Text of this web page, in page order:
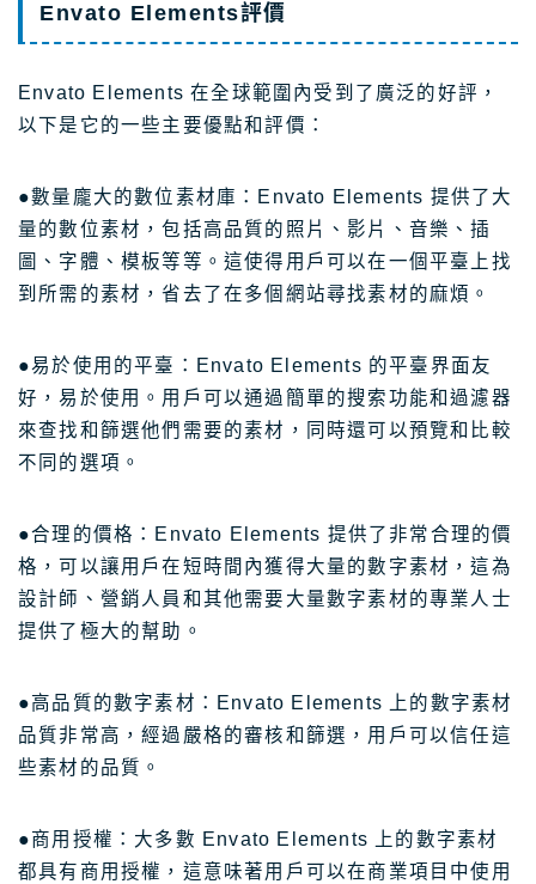
Envato Elements評價
Envato Elements 在全球範圍內受到了廣泛的好評，
以下是它的一些主要優點和評價：
●數量龐大的數位素材庫：Envato Elements 提供了大
量的數位素材，包括高品質的照片、影片、音樂、插
圖、字體、模板等等。這使得用戶可以在一個平臺上找
到所需的素材，省去了在多個網站尋找素材的麻煩。
●易於使用的平臺：Envato Elements 的平臺界面友
好，易於使用。用戶可以通過簡單的搜索功能和過濾器
來查找和篩選他們需要的素材，同時還可以預覽和比較
不同的選項。
●合理的價格：Envato Elements 提供了非常合理的價
格，可以讓用戶在短時間內獲得大量的數字素材，這為
設計師、營銷人員和其他需要大量數字素材的專業人士
提供了極大的幫助。
●高品質的數字素材：Envato Elements 上的數字素材
品質非常高，經過嚴格的審核和篩選，用戶可以信任這
些素材的品質。
●商用授權：大多數 Envato Elements 上的數字素材
都具有商用授權，這意味著用戶可以在商業項目中使用